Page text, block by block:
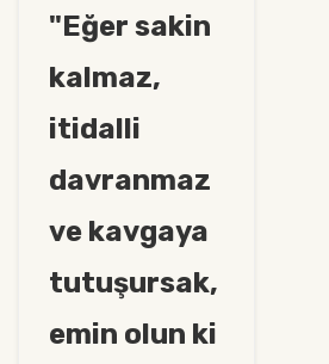
"Eğer sakin
kalmaz,
itidalli
davranmaz
ve kavgaya
tutuşursak,
emin olun ki